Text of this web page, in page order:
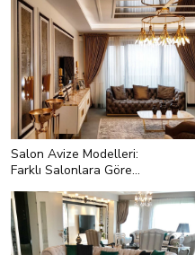
salonlar ile art deko tarza sahip
salonları aslında aynı grup altında
toplayabiliriz. Çünkü ikisi de ışıltıyı
fazlaca seviyor!</p>
Salon Avize Modelleri:
Farklı Salonlara Göre
<p style="text-align:left;">
<strong>Büyük Salonlara Uygun
Avize Modelleri</strong></p> <p
style="text-align:left;">Büyük